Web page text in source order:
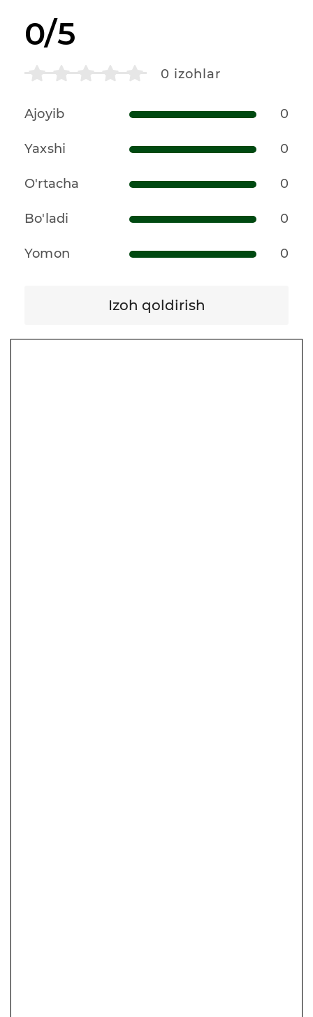
0/5
0 izohlar
Ajoyib 0
Yaxshi 0
O'rtacha 0
Bo'ladi 0
Yomon 0
Izoh qoldirish